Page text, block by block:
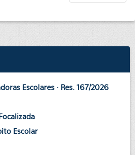
Escolares · Res. 167/2026
Escolar